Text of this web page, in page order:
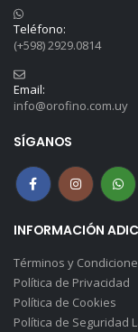
Teléfono:
(+598) 2929.0814
Email:
info@orofino.com.uy
SÍGANOS
INFORMACIÓN
Términos y
Política de Privacidad
Política de Cookies
Política de Seguridad